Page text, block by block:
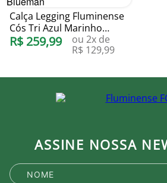
Calça Legging Fluminense
Cós Tri Azul Marinho
Blueman
R$ 259,99 ou 2x de
R$ 129,99
ASSINE NOSSA